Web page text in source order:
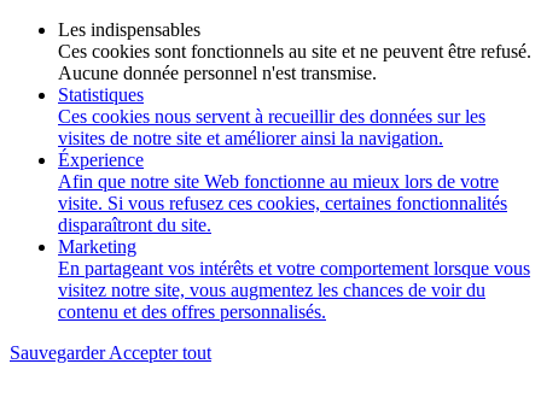
Les indispensables
Ces cookies sont fonctionnels au site et ne peuvent être refusé.
Aucune donnée personnel n'est transmise.
Statistiques
Ces cookies nous servent à recueillir des données sur les
visites de notre site et améliorer ainsi la navigation.
Éxperience
Afin que notre site Web fonctionne au mieux lors de votre
visite. Si vous refusez ces cookies, certaines fonctionnalités
disparaîtront du site.
Marketing
En partageant vos intérêts et votre comportement lorsque vous
visitez notre site, vous augmentez les chances de voir du
contenu et des offres personnalisés.
SauvegarderAccepter tout